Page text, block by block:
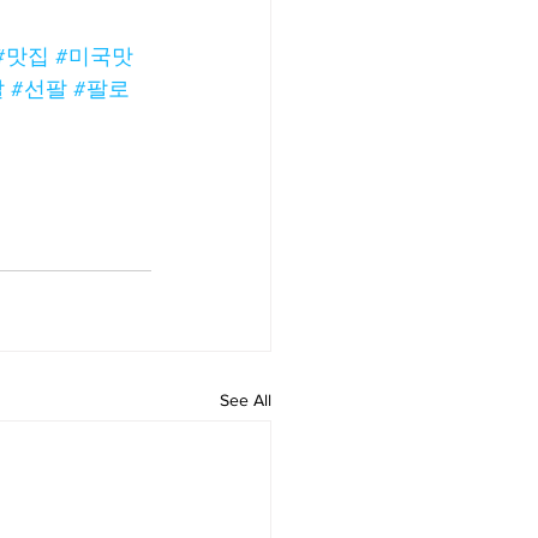
맛집 #미국맛
#선팔 #팔로
See All